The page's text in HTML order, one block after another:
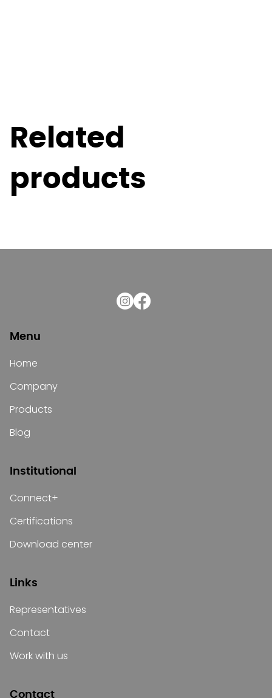
Related
products
Menu
Home
Company
Products
Blog
Institutional
Connect+
Certifications
Download center
Links
Representatives
Contact
Work with us
Contact